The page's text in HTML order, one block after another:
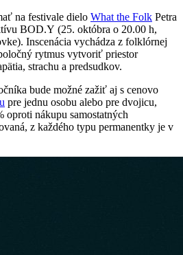
na festivale dielo What the Folk Petra
BOD.Y (25. októbra o 20.00 h,
Inscenácia vychádza z folklórnej
rytmus vytvoriť priestor
strachu a predsudkov.
bude možné zažiť aj s cenovo
pre jednu osobu alebo pre dvojicu,
oproti nákupu samostatných
z každého typu permanentky je v